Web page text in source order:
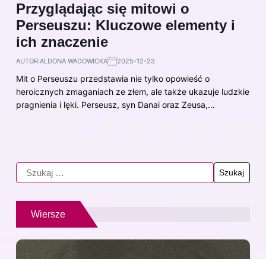
Przyglądając się mitowi o
Perseuszu: Kluczowe elementy i
ich znaczenie
AUTOR:ALDONA WADOWICKA 2025-12-23
Mit o Perseuszu przedstawia nie tylko opowieść o
heroicznych zmaganiach ze złem, ale także ukazuje ludzkie
pragnienia i lęki. Perseusz, syn Danai oraz Zeusa,…
Wiersze